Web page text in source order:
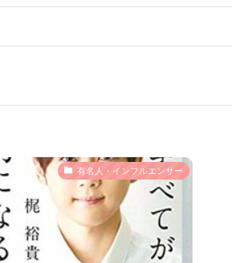
有名人・インフルエンサー